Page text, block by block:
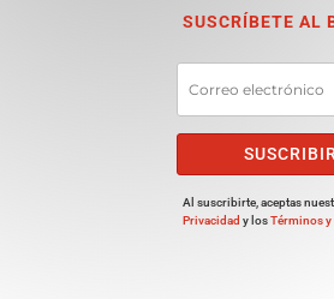
SUSCRÍBETE AL
Al suscribirte, aceptas
Privacidad y losTérminos